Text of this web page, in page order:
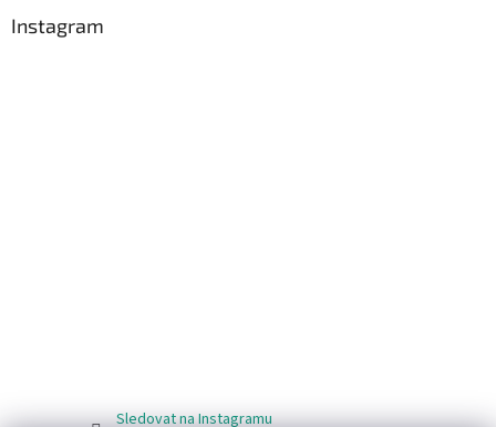
Instagram
Sledovat na Instagramu